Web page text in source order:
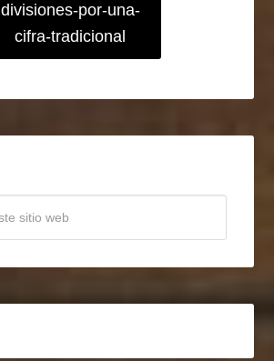
divisiones-por-una-
cifra-tradicional